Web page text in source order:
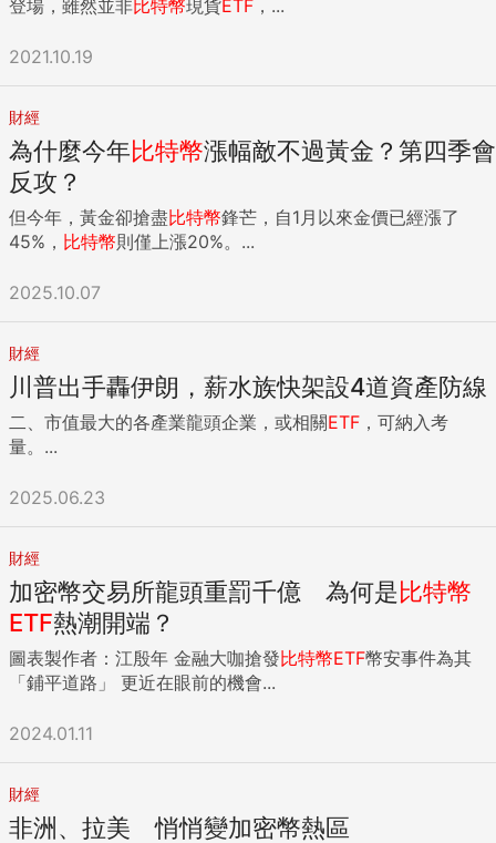
登場，雖然並非比特幣現貨ETF ，...
2021.10.19
財經
為什麼今年比特幣漲幅敵不過黃金？第四季會
反攻？
但今年，黃金卻搶盡比特幣鋒芒，自1月以來金價已經漲了
45%， 比特幣則僅上漲20%。...
2025.10.07
財經
川普出手轟伊朗，薪水族快架設4道資產防線
二、市值最大的各產業龍頭企業，或相關ETF ，可納入考
量。...
2025.06.23
財經
加密幣交易所龍頭重罰千億 為何是比特幣
ETF熱潮開端？
圖表製作者：江殷年 金融大咖搶發比特幣ETF幣安事件為其
「鋪平道路」 更近在眼前的機會...
2024.01.11
財經
非洲、拉美 悄悄變加密幣熱區